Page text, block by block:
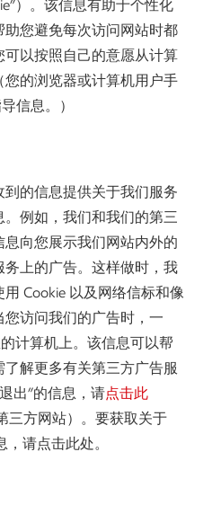
）。该信息有助于个性化
您避免每次访问网站时都
以按照自己的意愿从计算
的浏览器或计算机用户手
信息。）
的信息提供关于我们服务
例如，我们和我们的第三
向您展示我们网站内外的
上的广告。这样做时，我
Cookie 以及网络信标和像
访问我们的广告时，一
计算机上。该信息可以帮
解更多有关第三方广告服
出”的信息，请点击此
三方网站）。要获取关于
请点击此处。